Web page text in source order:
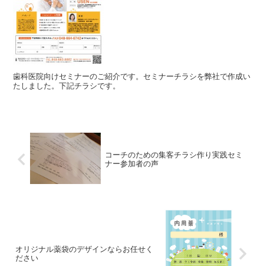
歯科医院向けセミナーのご紹介です。セミナーチラシを弊社で作成い
たしました。下記チラシです。
コーチのための集客チラシ作り実践セミ
ナー参加者の声
オリジナル薬袋のデザインならお任せく
ださい